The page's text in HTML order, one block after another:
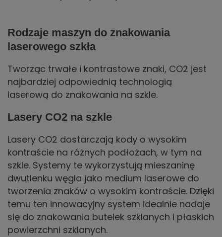
Rodzaje maszyn do znakowania
laserowego szkła
Tworząc trwałe i kontrastowe znaki, CO2 jest
najbardziej odpowiednią technologią
laserową do znakowania na szkle.
Lasery CO2 na szkle
Lasery CO2 dostarczają kody o wysokim
kontraście na różnych podłożach, w tym na
szkle. Systemy te wykorzystują mieszaninę
dwutlenku węgla jako medium laserowe do
tworzenia znaków o wysokim kontraście. Dzięki
temu ten innowacyjny system idealnie nadaje
się do znakowania butelek szklanych i płaskich
powierzchni szklanych.